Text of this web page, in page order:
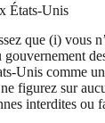
États-Unis
que (i) vous
Unis comme
figurez sur
interdites ou